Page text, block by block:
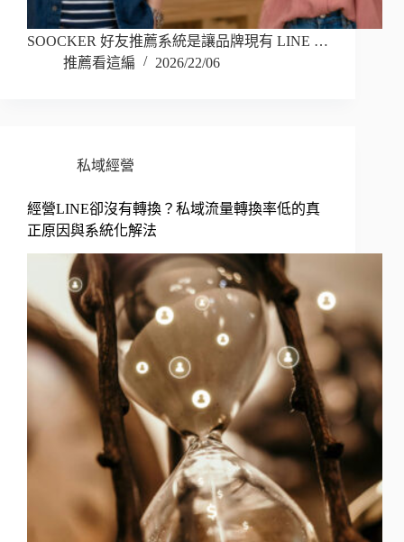
SOOCKER 好友推薦系統是讓品牌現有 LINE …
推薦看這編
2026/22/06
私域經營
經營LINE卻沒有轉換？私域流量轉換率低的真
正原因與系統化解法